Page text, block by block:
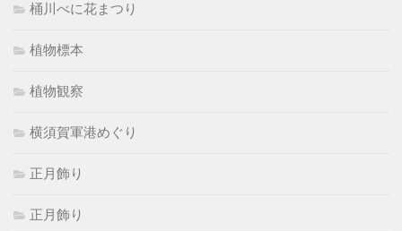
桶川べに花まつり
植物標本
植物観察
横須賀軍港めぐり
正月飾り
正月飾り